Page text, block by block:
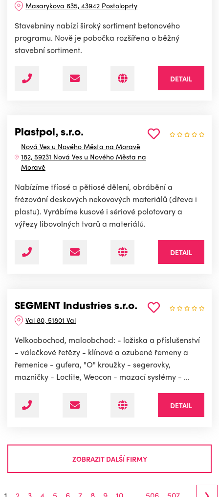
Masarykova 635, 43942 Postoloprty
Stavebniny nabízí široký sortiment betonového
programu. Nově je pobočka rozšířena o běžný
stavební sortiment.
DETAIL
Plastpol, s.r.o.
Nová Ves u Nového Města na Moravě
182, 59231 Nová Ves u Nového Města na
Moravě
Nabízíme tříosé a pětiosé dělení, obrábění a
frézování deskových nekovových materiálů (dřeva i
plastu). Vyrábíme kusové i sériové polotovary a
výřezy libovolných tvarů a materiálů.
DETAIL
SEGMENT Industries s.r.o.
Val 80, 51801 Val
Velkoobochod, maloobchod: - ložiska a příslušenství
- válečkové řetězy - klínové a ozubené řemeny a
řemenice - gufera, "O" kroužky - segerovky,
mazničky - Loctite, Weocon - mazací systémy - ...
DETAIL
ZOBRAZIT DALŠÍ FIRMY